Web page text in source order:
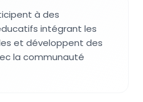
à des
intégrant les
et développent des
la communauté